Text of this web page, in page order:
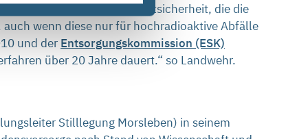
vor allem an der Langzeitsicherheit, die die
wenn diese nur für hochradioaktive Abfälle
und der Entsorgungskommission (ESK)
über 20 Jahre dauert.“ so Landwehr.
Stilllegung Morsleben) in seinem